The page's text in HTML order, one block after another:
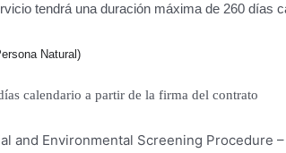
tendrá una duración máxima de 260 días
Natural)
calendario a partir de la firma del contrato
and Environmental Screening Procedure